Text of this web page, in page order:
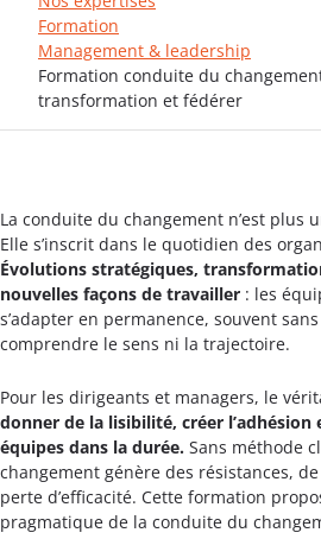
Formation
Management & leadership
Formation conduite du
transformation et fédérer
La conduite du changement n’est plus
Elle s’inscrit dans le quotidien des
Évolutions stratégiques,
nouvelles façons de travailler : les
s’adapter en permanence, souvent
comprendre le sens ni la trajectoire.
Pour les dirigeants et managers, le
donner de la lisibilité, créer l’adhésion
équipes dans la durée. Sans méthode
changement génère des résistances,
perte d’efficacité. Cette formation
pragmatique de la conduite du